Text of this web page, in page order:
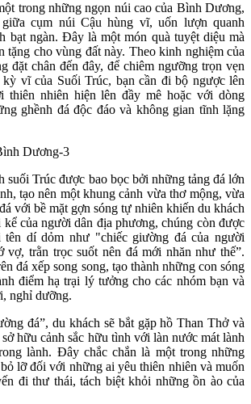
trong những ngọn núi cao của Bình Dương,
cụm núi Cậu hùng vĩ, uốn lượn quanh
bạt ngàn. Đây là một món quà tuyệt diệu mà
tặng cho vùng đất này. Theo kinh nghiệm của
đặt chân đến đây, để chiêm ngưỡng trọn vẹn
kỳ vĩ của Suối Trúc, bạn cần đi bộ ngược lên
thiên nhiên hiện lên đầy mê hoặc với dòng
ghềnh đá độc đáo và không gian tĩnh lặng
suối Trúc được bao bọc bởi những tảng đá lớn
tạo nên một khung cảnh vừa thơ mộng, vừa
với bề mặt gợn sóng tự nhiên khiến du khách
của người dân địa phương, chúng còn được
tên dí dỏm như "chiếc giường đá của người
vợ, trằn trọc suốt nên đá mới nhăn như thế”.
đá xếp song song, tạo thành những con sóng
điểm hạ trại lý tưởng cho các nhóm bạn và
nghỉ dưỡng.
đá”, du khách sẽ bắt gặp hồ Than Thở và
hữu cảnh sắc hữu tình với làn nước mát lành
lành. Đây chắc chắn là một trong những
lỡ đối với những ai yêu thiên nhiên và muốn
đi thư thái, tách biệt khỏi những ồn ào của